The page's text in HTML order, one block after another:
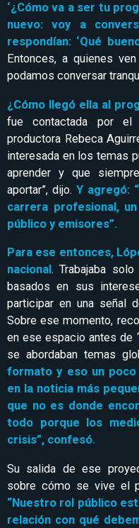
‘¿Cómo va a ser tu
nuevo: voy a
respondían: ‘Qué
Entonces, a quienes
podamos conversar
¿Cómo llegó ella al
fue contactada por
productora Rebeca
interesada en los temas
aprender y que
aportar”, dijo.Y agregó:
carrera profesional,
público y emisores”.
Para ese entonces,
nacional . Trabajaba
basados en sus
participar en una señal
Sobre ese momento,
en ese espacio antes de
se abordaban temas
formato y eso un
en la noticia más
que no es donde
todo porque los
crisis”, confesó.
Su salida de ese
sobre cómo se vive el
“Nuestro rol público
relación con qué